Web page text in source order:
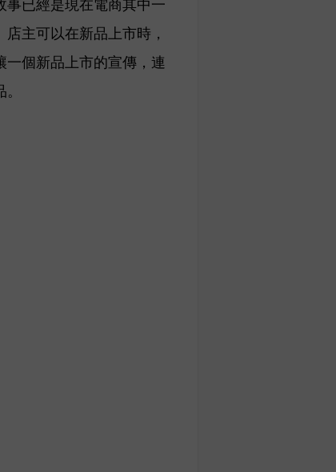
事已經是現在電商其中一
主可以在新品上市時，
一個新品上市的宣傳，連